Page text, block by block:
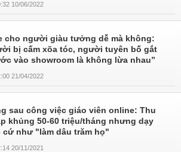
10/06/2022
cho người giàu tưởng dễ mà không:
bị cấm xõa tóc, người tuyên bố gắt
vào showroom là không lừa nhau”
21/04/2022
sau công việc giáo viên online: Thu
khủng 50-60 triệu/tháng nhưng dạy
cứ như "làm dâu trăm họ"
20/11/2021